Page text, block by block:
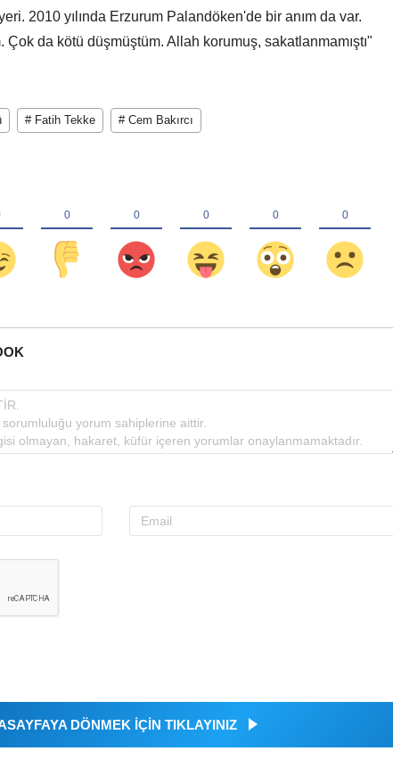
2010 yılında Erzurum Palandöken'de bir anım da var.
Çok da kötü düşmüştüm. Allah korumuş, sakatlanmamıştı"
# Fatih Tekke # Cem Bakırcı
DÖNMEK İÇİN TIKLAYINIZ